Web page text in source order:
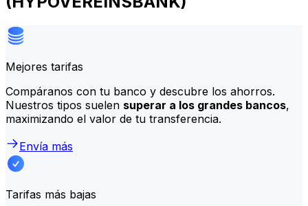
Mejores tarifas
Compáranos con tu banco y descubre los ahorros.
Nuestros tipos suelen superar a los grandes bancos,
maximizando el valor de tu transferencia.
Envía más
Tarifas más bajas